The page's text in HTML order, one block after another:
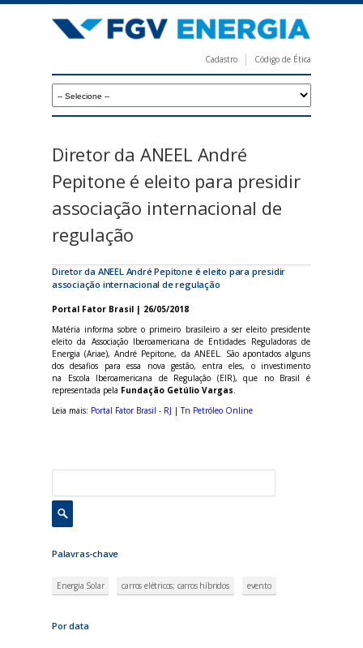
para
principal
V
e
r
g
i
a
Cadastro Código de Ética
Diretor da ANEEL André
Pepitone é eleito para presidir
associação internacional de
regulação
Diretor da ANEEL André Pepitone é eleito para presidir
associação internacional de regulação
Portal Fator Brasil | 26/05/2018
Matéria informa sobre o primeiro brasileiro a ser eleito presidente
eleito da Associação Iberoamericana de Entidades Reguladoras de
Energia (Ariae), André Pepitone, da ANEEL. São apontados alguns
dos desafios para essa nova gestão, entra eles, o investimento
na Escola Iberoamericana de Regulação (EIR), que no Brasil é
representada pela Fundação Getúlio Vargas.
Leia mais: Portal Fator Brasil - RJ |Tn Petróleo Online
Palavras-chave
Energia Solar carros elétricos; carros híbridos evento
Por data